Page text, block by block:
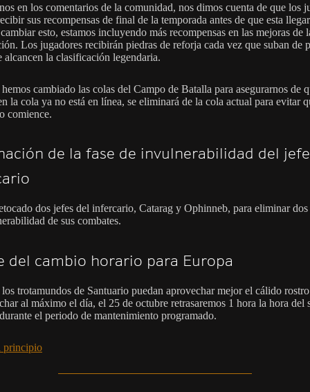
en los comentarios de la comunidad, nos dimos cuenta de que los
sus recompensas de final de la temporada antes de que esta
esto, estamos incluyendo más recompensas en las mejoras de
Los jugadores recibirán piedras de reforja cada vez que suban de
alcancen la clasificación legendaria.
cambiado las colas del Campo de Batalla para asegurarnos de
la cola ya no está en línea, se eliminará de la cola actual para evitar
comience.
de la fase de invulnerabilidad del
dos jefes del infercario, Catarag y Ophinneb, para eliminar dos
de sus combates.
del cambio horario para Europa
los trotamundos de Santuario puedan aprovechar mejor el cálido
al máximo el día, el 25 de octubre retrasaremos 1 hora la hora del
el periodo de mantenimiento programado.
principio